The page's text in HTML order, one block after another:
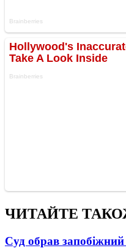
ЧИТАЙТЕ
Суд обрав